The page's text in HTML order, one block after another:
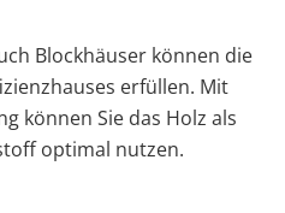
Blockhäuser können die
erfüllen. Mit
können Sie das Holz als
optimal nutzen.